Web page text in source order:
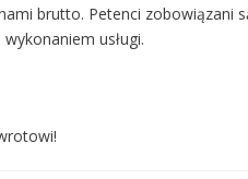
brutto. Petenci zobowiązani
usługi.